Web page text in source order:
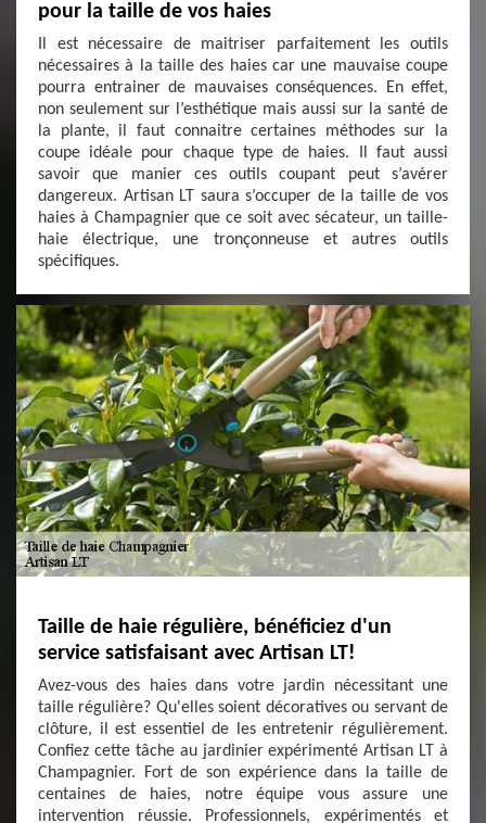
pour la taille de vos haies
Il est nécessaire de maitriser parfaitement les outils
nécessaires à la taille des haies car une mauvaise coupe
pourra entrainer de mauvaises conséquences. En effet,
non seulement sur l’esthétique mais aussi sur la santé de
la plante, il faut connaitre certaines méthodes sur la
coupe idéale pour chaque type de haies. Il faut aussi
savoir que manier ces outils coupant peut s’avérer
dangereux. Artisan LT saura s’occuper de la taille de vos
haies à Champagnier que ce soit avec sécateur, un taille-
haie électrique, une tronçonneuse et autres outils
spécifiques.
Taille de haie régulière, bénéficiez d'un
service satisfaisant avec Artisan LT!
Avez-vous des haies dans votre jardin nécessitant une
taille régulière? Qu'elles soient décoratives ou servant de
clôture, il est essentiel de les entretenir régulièrement.
Confiez cette tâche au jardinier expérimenté Artisan LT à
Champagnier. Fort de son expérience dans la taille de
centaines de haies, notre équipe vous assure une
intervention réussie. Professionnels, expérimentés et